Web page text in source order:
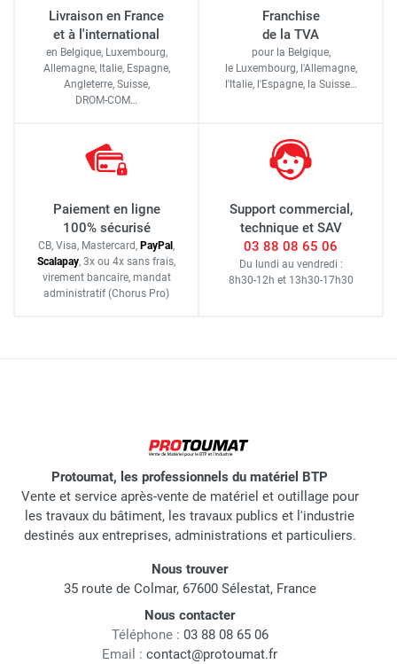
Livraison en France
et à l'international
en Belgique, Luxembourg,
Allemagne, Italie, Espagne,
Angleterre, Suisse,
DROM-COM…
Franchise
de la TVA
pour la Belgique,
le Luxembourg, l'Allemagne,
l'Italie, l'Espagne, la Suisse…
Paiement en ligne
100% sécurisé
CB, Visa, Mastercard, PayPal ,
Scalapay, 3x ou 4x sans frais,
virement bancaire, mandat
administratif (Chorus Pro)
Support commercial,
technique et SAV
03 88 08 65 06
Du lundi au vendredi :
8h30-12h et 13h30-17h30
Protoumat, les professionnels du matériel BTP
Vente et service après-vente de matériel et outillage pour
les travaux du bâtiment, les travaux publics et l'industrie
destinés aux entreprises, administrations et particuliers.
Nous trouver
35 route de Colmar, 67600 Sélestat, France
Nous contacter
Téléphone : 03 88 08 65 06
Email : contact@protoumat.fr